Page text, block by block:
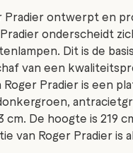
Pradier ontwerpt en
onderscheidt
Dit is de
van een
Pradier is een
cm. De hoogte is 219
van Roger Pradier is